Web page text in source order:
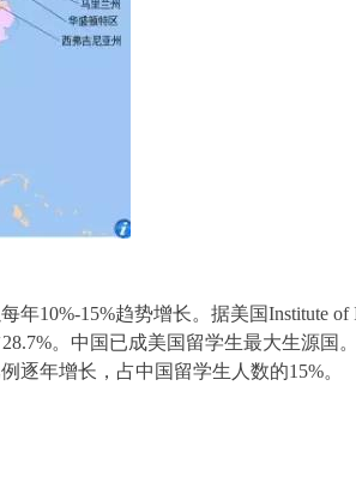
10%-15%趋势增长。据美国Institute of
。中国已成美国留学生最大生源国
逐年增长，占中国留学生人数的15%。